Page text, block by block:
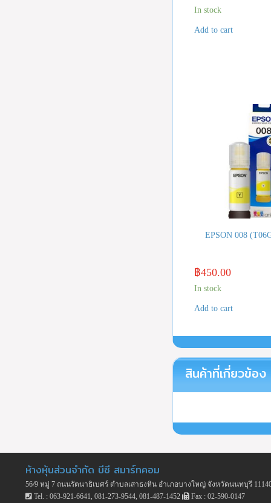
In stock
Add to cart
EPSON 008
฿450.00
In stock
Add to cart
สินค้าที่เกี่ยวข้อง
ห้างหุ้นส่วนจำกัด บีซี สมาร์ทคอม
56/9 หมู่ 7 ถนนรัตนาธิเบศร์ ตำบลเสาธงหิน อำเภอบางใหญ่ จังหวัดนนทบุรี
Tel. : 063-921-6641, 081-273-9544, 081-487-1452
Fax : 02-590-0147